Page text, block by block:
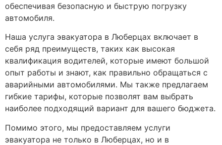
обеспечивая безопасную и быструю погрузку
автомобиля.
Наша услуга эвакуатора в Люберцах включает в
себя ряд преимуществ, таких как высокая
квалификация водителей, которые имеют большой
опыт работы и знают, как правильно обращаться с
аварийными автомобилями. Мы также предлагаем
гибкие тарифы, которые позволят вам выбрать
наиболее подходящий вариант для вашего бюджета.
Помимо этого, мы предоставляем услуги
эвакуатора не только в Люберцах, но и в